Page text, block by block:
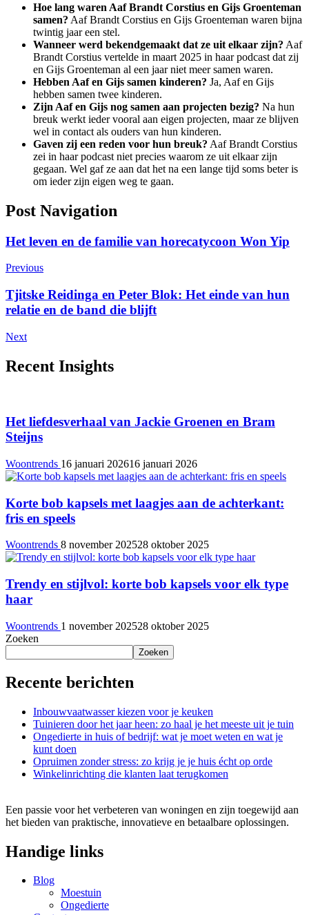
Hoe lang waren Aaf Brandt Corstius en Gijs Groenteman
samen? Aaf Brandt Corstius en Gijs Groenteman waren bijna
twintig jaar een stel.
Wanneer werd bekendgemaakt dat ze uit elkaar zijn? Aaf
Brandt Corstius vertelde in maart 2025 in haar podcast dat zij
en Gijs Groenteman al een jaar niet meer samen waren.
Hebben Aaf en Gijs samen kinderen? Ja, Aaf en Gijs
hebben samen twee kinderen.
Zijn Aaf en Gijs nog samen aan projecten bezig? Na hun
breuk werkt ieder vooral aan eigen projecten, maar ze blijven
wel in contact als ouders van hun kinderen.
Gaven zij een reden voor hun breuk? Aaf Brandt Corstius
zei in haar podcast niet precies waarom ze uit elkaar zijn
gegaan. Wel gaf ze aan dat het na een lange tijd soms beter is
om ieder zijn eigen weg te gaan.
Post Navigation
Het leven en de familie van horecatycoon Won Yip
Previous
Tjitske Reidinga en Peter Blok: Het einde van hun
relatie en de band die blijft
Next
Recent Insights
Het liefdesverhaal van Jackie Groenen en Bram
Steijns
Woontrends 16 januari 202616 januari 2026
Korte bob kapsels met laagjes aan de achterkant:
fris en speels
Woontrends 8 november 202528 oktober 2025
Trendy en stijlvol: korte bob kapsels voor elk type
haar
Woontrends 1 november 202528 oktober 2025
Zoeken
Zoeken
Recente berichten
Inbouwvaatwasser kiezen voor je keuken
Tuinieren door het jaar heen: zo haal je het meeste uit je tuin
Ongedierte in huis of bedrijf: wat je moet weten en wat je
kunt doen
Opruimen zonder stress: zo krijg je je huis écht op orde
Winkelinrichting die klanten laat terugkomen
Een passie voor het verbeteren van woningen en zijn toegewijd aan
het bieden van praktische, innovatieve en betaalbare oplossingen.
Handige links
Blog
Moestuin
Ongedierte